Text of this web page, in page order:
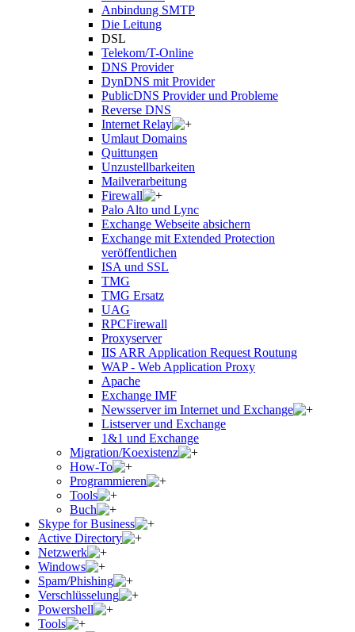
Anbindung SMTP
Die Leitung
DSL
Telekom/T-Online
DNS Provider
DynDNS mit Provider
PublicDNS Provider und Probleme
Reverse DNS
Internet Relay
Umlaut Domains
Quittungen
Unzustellbarkeiten
Mailverarbeitung
Firewall
Palo Alto und Lync
Exchange Webseite absichern
Exchange mit Extended Protection
veröffentlichen
ISA und SSL
TMG
TMG Ersatz
UAG
RPCFirewall
Proxyserver
IIS ARR Application Request Routung
WAP - Web Application Proxy
Apache
Exchange IMF
Newsserver im Internet und Exchange
Listserver und Exchange
1&1 und Exchange
Migration/Koexistenz
How-To
Programmieren
Tools
Buch
Skype for Business
Active Directory
Netzwerk
Windows
Spam/Phishing
Verschlüsselung
Powershell
Tools